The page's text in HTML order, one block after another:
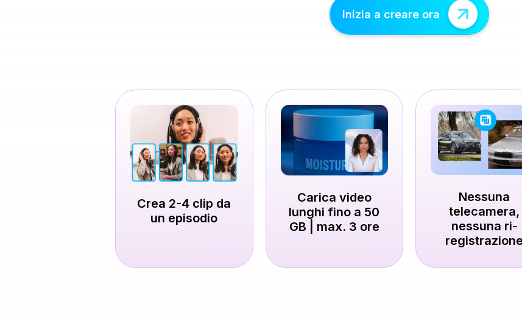
Inizia a creare ora
Crea 2-4 clip da
un episodio
Carica video
lunghi fino a 50
GB | max. 3 ore
Nessuna
telecamera,
nessuna ri-
registrazione